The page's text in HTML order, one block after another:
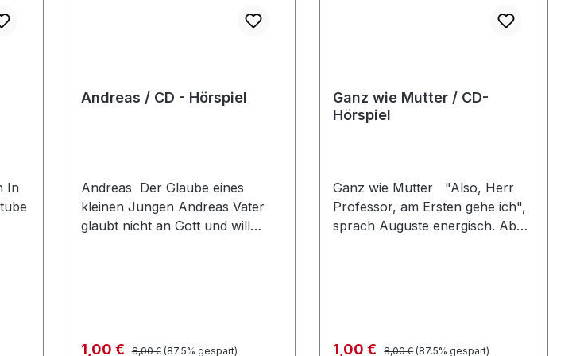
Andreas / CD - Hörspiel
Andreas Der Glaube eines
kleinen Jungen Andreas Vater
glaubt nicht an Gott und will
den Jungen davon zu
Verkaufspreis:
1,00 € Regulärer Preis:
8,00 € (87.5% gespart)
Ganz wie Mutter / CD-
Hörspiel
Ganz wie Mutter "Also, Herr
Professor, am Ersten gehe ich",
sprach Auguste energisch. Aber
Jahren gestorben war,
Verkaufspreis:
1,00 € Regulärer Preis:
8,00 € (87.5% gespart)